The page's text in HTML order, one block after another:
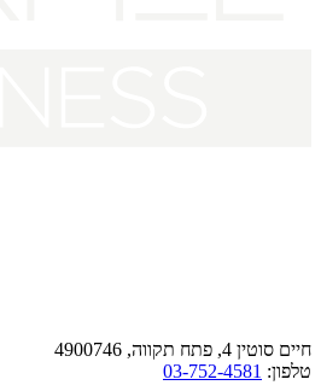
03-752-